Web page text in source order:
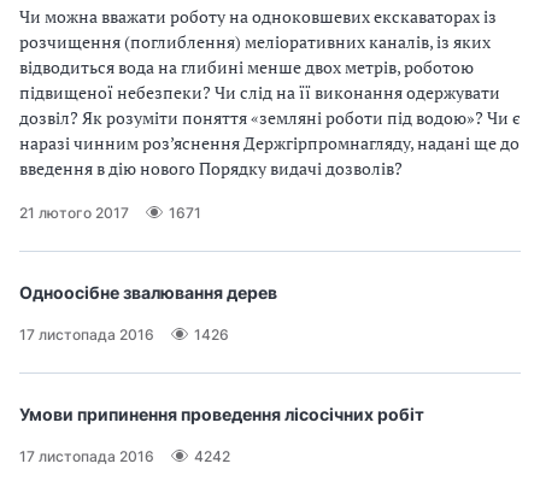
Чи можна вважати роботу на одноковшевих екскаваторах із
розчищення (поглиблення) меліоративних каналів, із яких
відводиться вода на глибині менше двох метрів, роботою
підвищеної небезпеки? Чи слід на її виконання одержувати
дозвіл? Як розуміти поняття «земляні роботи під водою»? Чи є
наразі чинним роз’яснення Держгірпромнагляду, надані ще до
введення в дію нового Порядку видачі дозволів?
21 лютого 2017 1671
Одноосібне звалювання дерев
17 листопада 2016 1426
Умови припинення проведення лісосічних робіт
17 листопада 2016 4242
й
о
р
н
а
ц